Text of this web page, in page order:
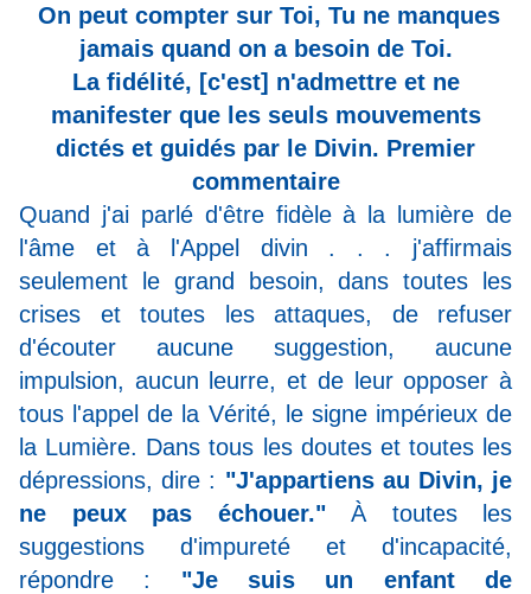
On peut compter sur Toi, Tu ne manques
jamais quand on a besoin de Toi.
La fidélité, [c'est] n'admettre et ne
manifester que les seuls mouvements
dictés et guidés par le Divin. Premier
commentaire
Quand j'ai parlé d'être fidèle à la lumière de
l'âme et à l'Appel divin . . . j'affirmais
seulement le grand besoin, dans toutes les
crises et toutes les attaques, de refuser
d'écouter aucune suggestion, aucune
impulsion, aucun leurre, et de leur opposer à
tous l'appel de la Vérité, le signe impérieux de
la Lumière. Dans tous les doutes et toutes les
dépressions, dire : "J'appartiens au Divin, je
ne peux pas échouer." À toutes les
suggestions d'impureté et d'incapacité,
répondre : "Je suis un enfant de